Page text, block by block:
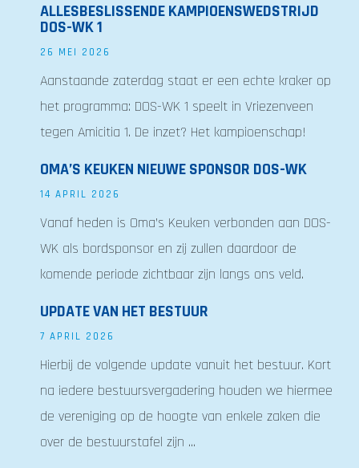
ALLESBESLISSENDE KAMPIOENSWEDSTRIJD
DOS-WK 1
26 MEI 2026
Aanstaande zaterdag staat er een echte kraker op
het programma: DOS-WK 1 speelt in Vriezenveen
tegen Amicitia 1. De inzet? Het kampioenschap!
OMA’S KEUKEN NIEUWE SPONSOR DOS-WK
14 APRIL 2026
Vanaf heden is Oma’s Keuken verbonden aan DOS-
WK als bordsponsor en zij zullen daardoor de
komende periode zichtbaar zijn langs ons veld.
UPDATE VAN HET BESTUUR
7 APRIL 2026
Hierbij de volgende update vanuit het bestuur. Kort
na iedere bestuursvergadering houden we hiermee
de vereniging op de hoogte van enkele zaken die
over de bestuurstafel zijn ...